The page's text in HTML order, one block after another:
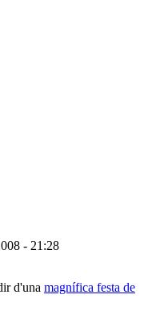
- 21:28
d'una magnífica festa de